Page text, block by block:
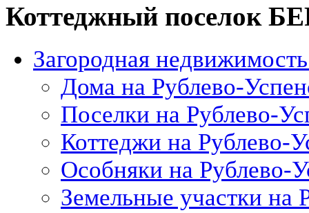
Коттеджный поселок
Загородная
Дома на Рублево-
Поселки на Рублево-
Коттеджи на Рублево-
Особняки на Рублево-
Земельные участки на